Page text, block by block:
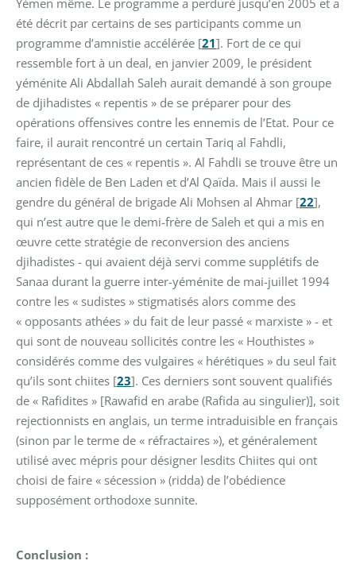
été décrit par certains de ses participants comme un
programme d’amnistie accélérée [21]. Fort de ce qui
ressemble fort à un deal, en janvier 2009, le président
yéménite Ali Abdallah Saleh aurait demandé à son groupe
de djihadistes « repentis » de se préparer pour des
opérations offensives contre les ennemis de l’Etat. Pour ce
faire, il aurait rencontré un certain Tariq al Fahdli,
représentant de ces « repentis ». Al Fahdli se trouve être un
ancien fidèle de Ben Laden et d’Al Qaïda. Mais il aussi le
gendre du général de brigade Ali Mohsen al Ahmar [22],
qui n’est autre que le demi-frère de Saleh et qui a mis en
œuvre cette stratégie de reconversion des anciens
djihadistes - qui avaient déjà servi comme supplétifs de
Sanaa durant la guerre inter-yéménite de mai-juillet 1994
contre les « sudistes » stigmatisés alors comme des
« opposants athées » du fait de leur passé « marxiste » - et
qui sont de nouveau sollicités contre les « Houthistes »
considérés comme des vulgaires « hérétiques » du seul fait
qu’ils sont chiites [23]. Ces derniers sont souvent qualifiés
de « Rafidites » [Rawafid en arabe (Rafida au singulier)], soit
rejectionnists en anglais, un terme intraduisible en français
(sinon par le terme de « réfractaires »), et généralement
utilisé avec mépris pour désigner lesdits Chiites qui ont
choisi de faire « sécession » (ridda) de l’obédience
supposément orthodoxe sunnite.
Conclusion :